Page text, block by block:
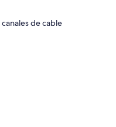
de cable